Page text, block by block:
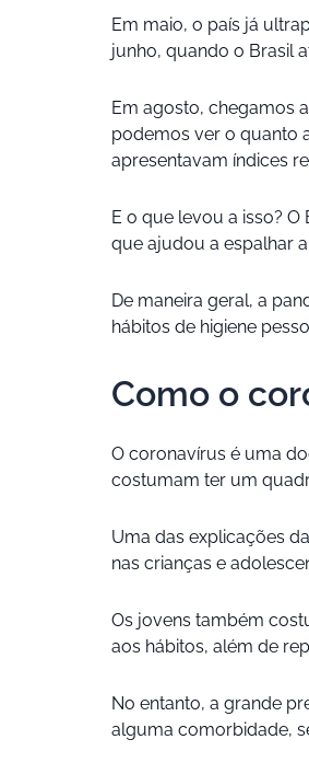
Em maio, o país já
junho, quando o Brasil
Em agosto, chegamos
podemos ver o quanto
apresentavam índices
E o que levou a isso?
que ajudou a espalhar
De maneira geral, a
hábitos de higiene
Como o
O coronavírus é uma
costumam ter um
Uma das explicações
nas crianças e
Os jovens também
aos hábitos, além de
No entanto, a grande
alguma comorbidade,